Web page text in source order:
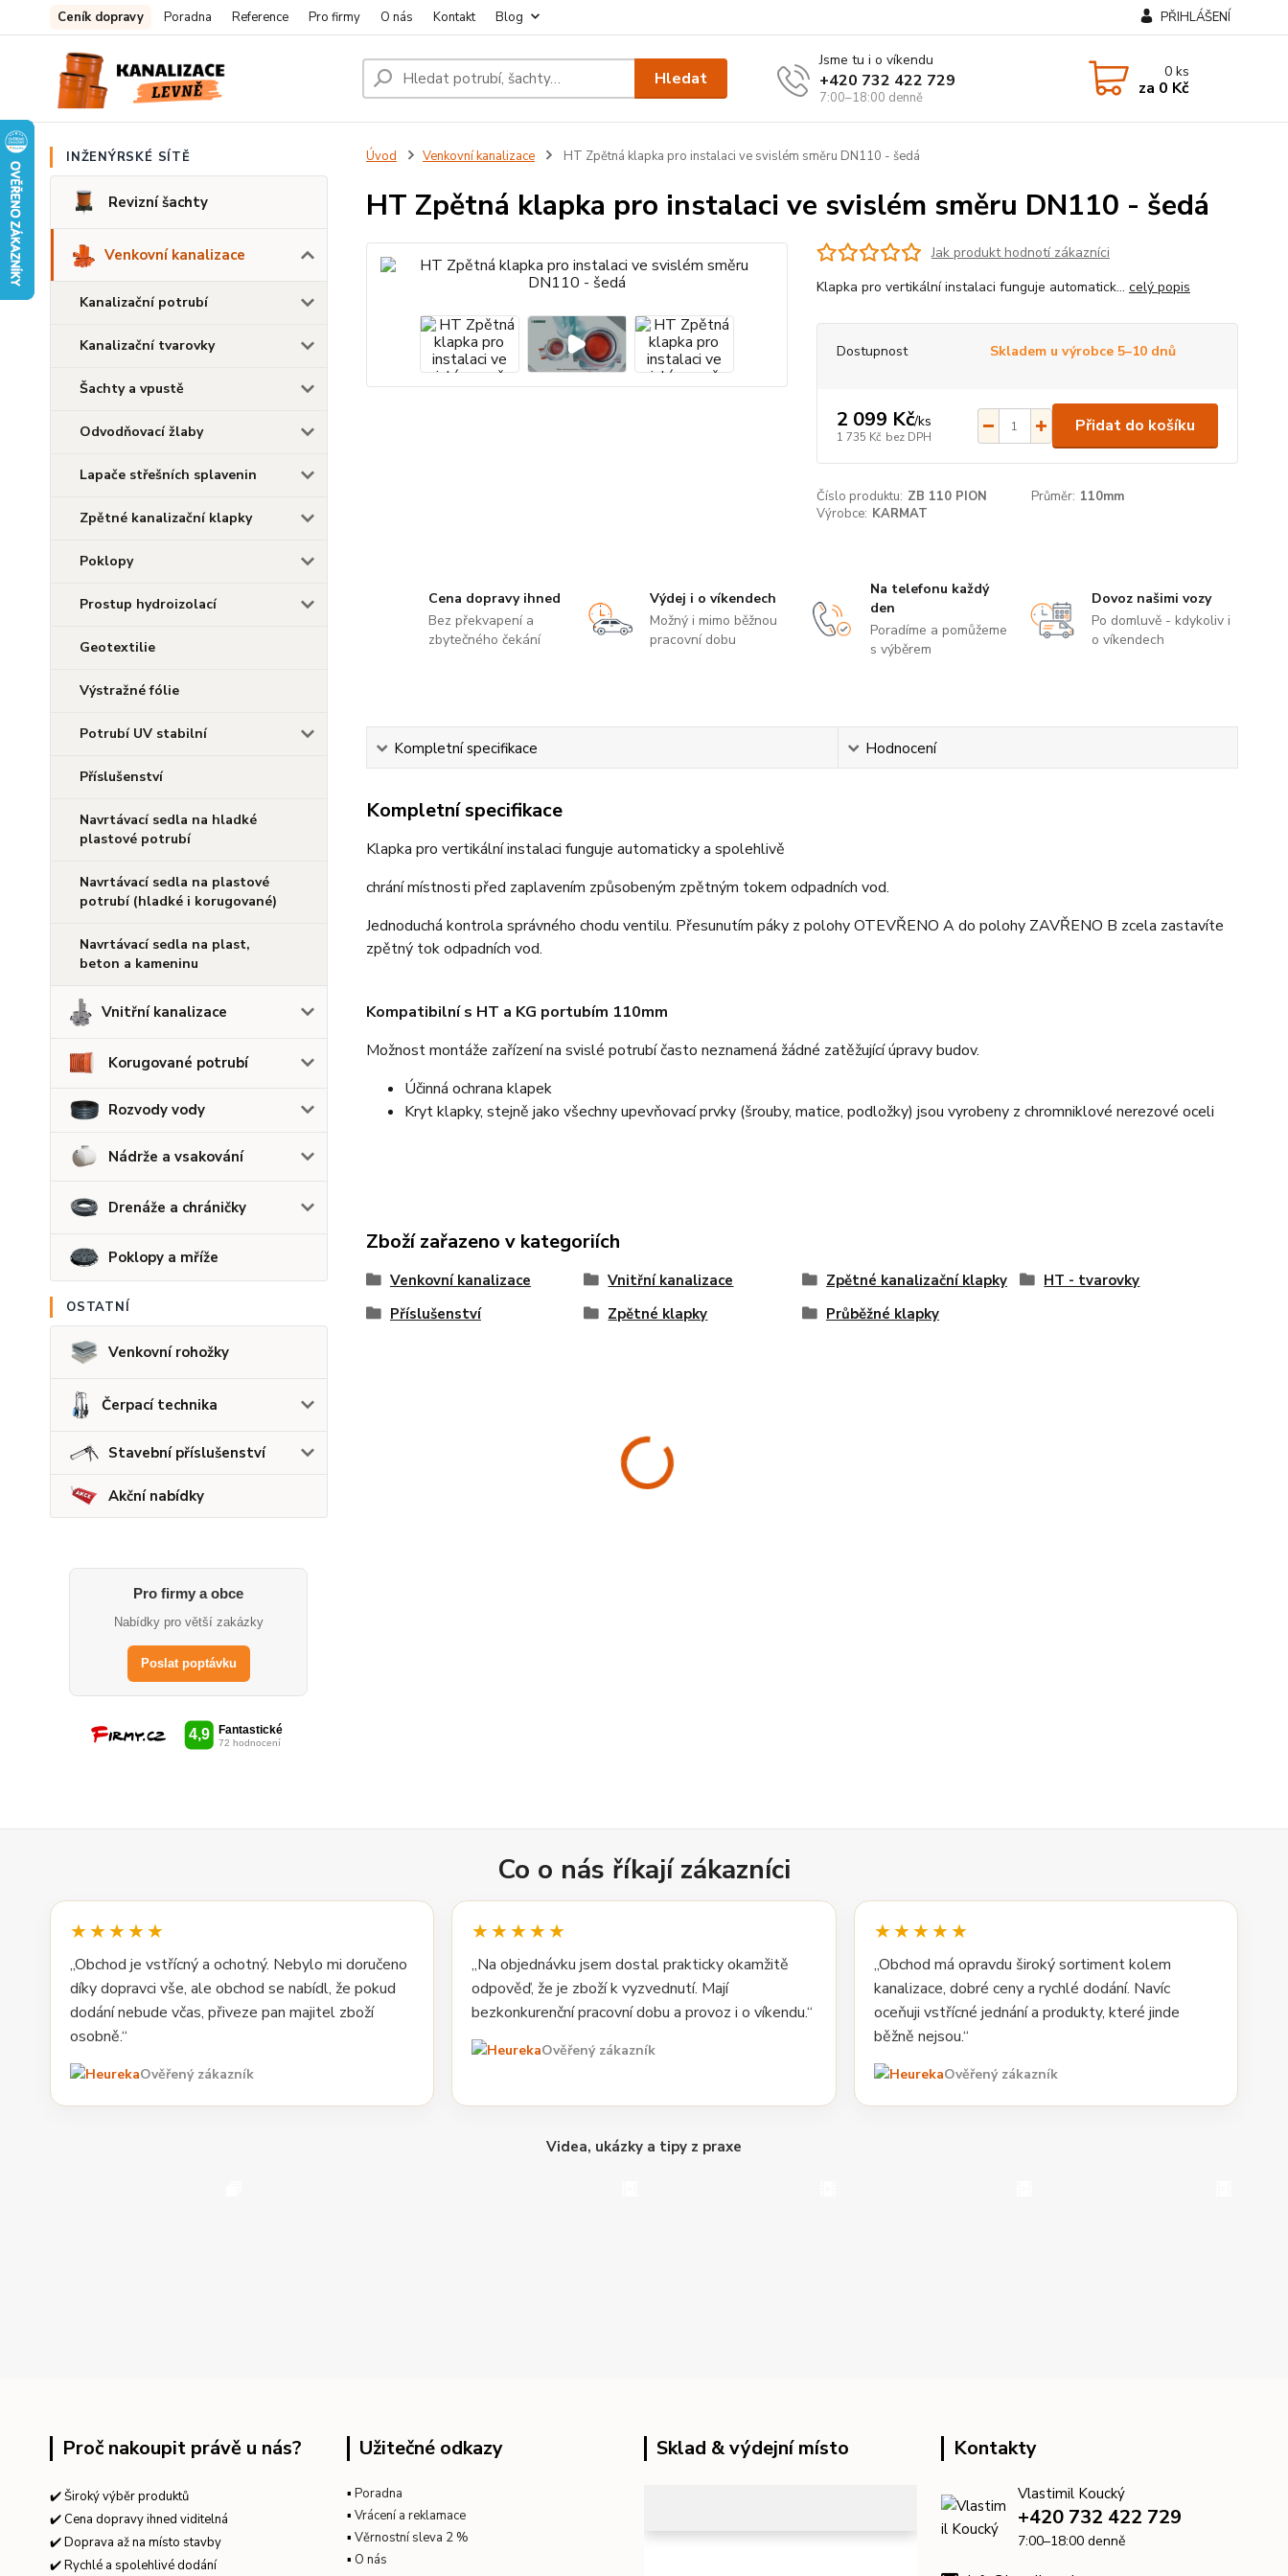
Ceník dopravy Poradna Reference Pro firmy O nás Kontakt Blog PŘIHLÁŠENÍ
Hledat
Jsme tu i o víkendu
+420 732 422 729
7:00–18:00 denně
0ks
za 0 Kč
INŽENÝRSKÉ SÍTĚ
Revizní šachty
Venkovní kanalizace
Kanalizační potrubí
Kanalizační tvarovky
Šachty a vpustě
Odvodňovací žlaby
Lapače střešních splavenin
Zpětné kanalizační klapky
Poklopy
Prostup hydroizolací
Geotextilie
Výstražné fólie
Potrubí UV stabilní
Příslušenství
Navrtávací sedla na hladké
plastové potrubí
Navrtávací sedla na plastové
potrubí (hladké i korugované)
Navrtávací sedla na plast,
beton a kameninu
Vnitřní kanalizace
Korugované potrubí
Rozvody vody
Nádrže a vsakování
Drenáže a chráničky
Poklopy a mříže
OSTATNÍ
Venkovní rohožky
Čerpací technika
Stavební příslušenství
Akční nabídky
Pro firmy a obce
Nabídky pro větší zakázky
Poslat poptávku
Úvod Venkovní kanalizace HT Zpětná klapka pro instalaci ve svislém směru DN110 - šedá
HT Zpětná klapka pro instalaci ve svislém směru DN110 - šedá
Jak produkt hodnotí zákazníci
Klapka pro vertikální instalaci funguje automatick... celý popis
Dostupnost Skladem u výrobce 5–10 dnů
2 099 Kč/ks
1 735 Kč bez DPH
Přidat do košíku
Číslo produktu: ZB 110 PION Průměr: 110mm
Výrobce: KARMAT
Cena dopravy ihned
Bez překvapení a
zbytečného čekání
Výdej i o víkendech
Možný i mimo běžnou
pracovní dobu
Na telefonu každý
den
Poradíme a pomůžeme
s výběrem
Dovoz našimi vozy
Po domluvě - kdykoliv i
o víkendech
Kompletní specifikace Hodnocení
Kompletní specifikace
Klapka pro vertikální instalaci funguje automaticky a spolehlivě
chrání místnosti před zaplavením způsobeným zpětným tokem odpadních vod.
Jednoduchá kontrola správného chodu ventilu. Přesunutím páky z polohy OTEVŘENO A do polohy ZAVŘENO B zcela zastavíte
zpětný tok odpadních vod.
Kompatibilní s HT a KG portubím 110mm
Možnost montáže zařízení na svislé potrubí často neznamená žádné zatěžující úpravy budov.
Účinná ochrana klapek
Kryt klapky, stejně jako všechny upevňovací prvky (šrouby, matice, podložky) jsou vyrobeny z chromniklové nerezové oceli
Zboží zařazeno v kategoriích
Venkovní kanalizace Vnitřní kanalizace Zpětné kanalizační klapky
HT - tvarovky
Příslušenství
Zpětné klapky Průběžné klapky
Co o nás říkají zákazníci
★★★★★
„Obchod je vstřícný a ochotný. Nebylo mi doručeno
díky dopravci vše, ale obchod se nabídl, že pokud
dodání nebude včas, přiveze pan majitel zboží
osobně.“
Ověřený zákazník
★★★★★
„Na objednávku jsem dostal prakticky okamžitě
odpověď, že je zboží k vyzvednutí. Mají
bezkonkurenční pracovní dobu a provoz i o víkendu.“
Ověřený zákazník
★★★★★
„Obchod má opravdu široký sortiment kolem
kanalizace, dobré ceny a rychlé dodání. Navíc
oceňuji vstřícné jednání a produkty, které jinde
běžně nejsou.“
Ověřený zákazník
Videa, ukázky a tipy z praxe
Proč nakoupit právě u nás?
✔️ Široký výběr produktů
✔️ Cena dopravy ihned viditelná
✔️ Doprava až na místo stavby
✔️ Rychlé a spolehlivé dodání
Užitečné odkazy
▪ Poradna
▪ Vrácení a reklamace
▪ Věrnostní sleva 2 %
▪ O nás
Sklad & výdejní místo Kontakty
Vlastimil Koucký
+420 732 422 729
7:00–18:00 denně